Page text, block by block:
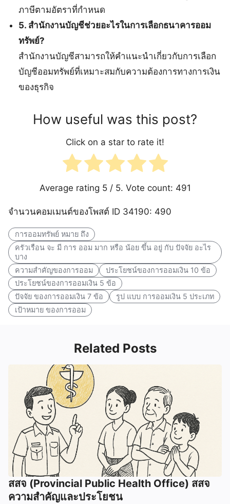
ภาษีตามอัตราที่กำหนด
5. สำนักงานบัญชีช่วยอะไรในการเลือกธนาคารออม
ทรัพย์?
สำนักงานบัญชีสามารถให้คำแนะนำเกี่ยวกับการเลือก
บัญชีออมทรัพย์ที่เหมาะสมกับความต้องการทางการเงิน
ของธุรกิจ
How useful was this post?
Click on a star to rate it!
Average rating 5/ 5. Vote count: 491
จำนวนคอมเมนต์ของโพสต์ ID 34190: 490
การออมทรัพย์ หมาย ถึง
ครัวเรือน จะ มี การ ออม มาก หรือ น้อย ขึ้น อยู่ กับ ปัจจัย อะไร
บาง
ความสำคัญของการออม
ประโยชน์ของการออมเงิน 10 ข้อ
ประโยชน์ของการออมเงิน 5 ข้อ
ปัจจัย ของการออมเงิน 7 ข้อ
รูป แบบ การออมเงิน 5 ประเภท
เป้าหมาย ของการออม
Related Posts
สสจ (Provincial Public Health Office) สสจ
ความสำคัญและประโยชน